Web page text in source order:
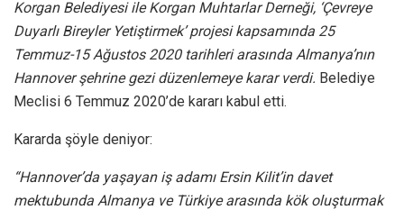
Korgan Belediyesi ile Korgan Muhtarlar Derneği, ‘Çevreye
Duyarlı Bireyler Yetiştirmek’ projesi kapsamında 25
Temmuz-15 Ağustos 2020 tarihleri arasında Almanya’nın
Hannover şehrine gezi düzenlemeye karar verdi. Belediye
Meclisi 6 Temmuz 2020’de kararı kabul etti.
Kararda şöyle deniyor:
“Hannover’da yaşayan iş adamı Ersin Kilit’in davet
mektubunda Almanya ve Türkiye arasında kök oluşturmak